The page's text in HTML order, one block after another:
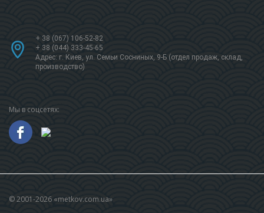
+ 38 (067) 106-52-82
+ 38 (044) 333-45-65
Адрес: г. Киев, ул. Семьи Сосниных, 9-Б (отдел продаж, склад,
производство)
Мы в соцсетях:
© 2001-2026 «metkov.com.ua»